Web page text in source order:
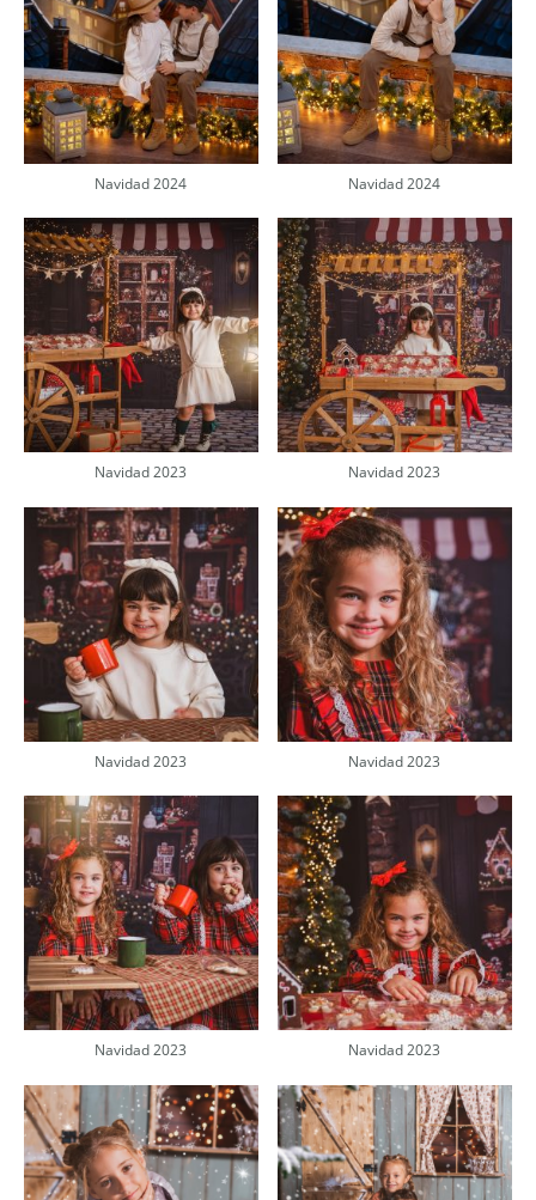
Navidad 2024 Navidad 2024
Navidad 2023 Navidad 2023
Navidad 2023 Navidad 2023
Navidad 2023 Navidad 2023